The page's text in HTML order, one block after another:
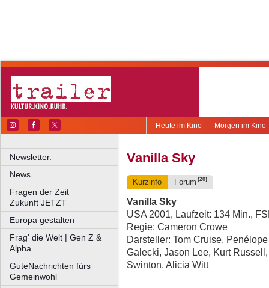
Morgen im Kino
Heute im Kino
Newsletter.
News.
Fragen der Zeit
Zukunft JETZT
Europa gestalten
Frag' die Welt | Gen Z &
Alpha
GuteNachrichten fürs
Gemeinwohl
Vanilla Sky
Kurzinfo Forum (20)
Vanilla Sky
USA 2001, Laufzeit: 134 Min.,
Regie: Cameron Crowe
Darsteller: Tom Cruise,
Galecki, Jason Lee, Kurt
Swinton, Alicia Witt